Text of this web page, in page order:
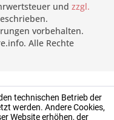
und zzgl.
vorbehalten.
Alle Rechte
technischen Betrieb der
werden. Andere Cookies,
Website erhöhen, der